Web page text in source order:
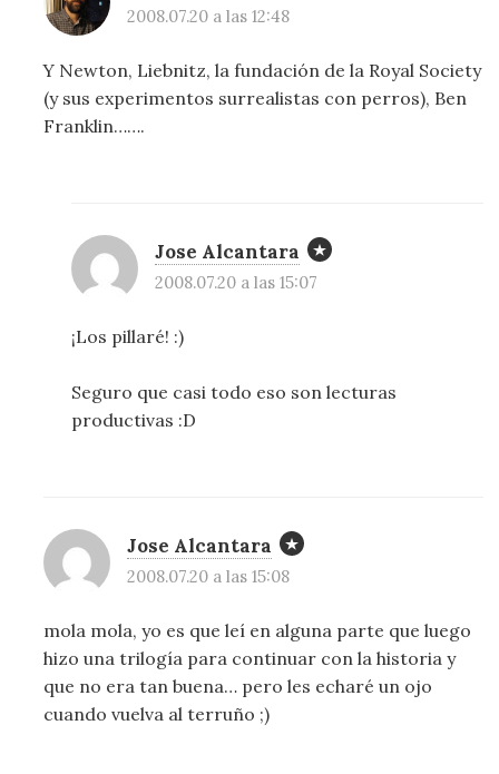
2008.07.20 a las 12:48
Y Newton, Liebnitz, la fundación de la Royal Society
(y sus experimentos surrealistas con perros), Ben
Franklin…….
Jose Alcantara
2008.07.20 a las 15:07
¡Los pillaré! :)
Seguro que casi todo eso son lecturas
productivas :D
Jose Alcantara
2008.07.20 a las 15:08
mola mola, yo es que leí en alguna parte que luego
hizo una trilogía para continuar con la historia y
que no era tan buena… pero les echaré un ojo
cuando vuelva al terruño ;)